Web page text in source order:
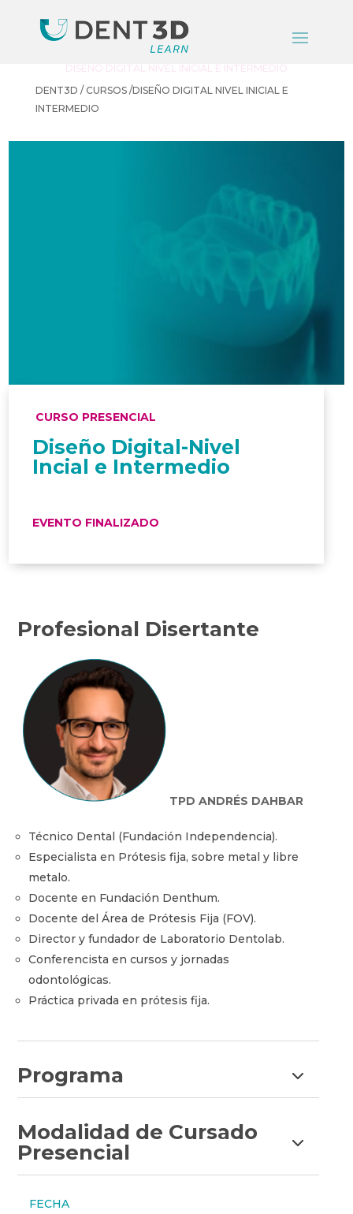
DISEÑO DIGITAL NIVEL INICIAL E INTERMEDIO
DENT3D / CURSOS /DISEÑO DIGITAL NIVEL INICIAL E
INTERMEDIO
CURSO PRESENCIAL
Diseño Digital-Nivel
Incial e Intermedio
EVENTO FINALIZADO
Profesional Disertante
TPD ANDRÉS DAHBAR
Técnico Dental (Fundación Independencia).
Especialista en Prótesis fija, sobre metal y libre
metalo.
Docente en Fundación Denthum.
Docente del Área de Prótesis Fija (FOV).
Director y fundador de Laboratorio Dentolab.
Conferencista en cursos y jornadas
odontológicas.
Práctica privada en prótesis fija.
Programa
Modalidad de Cursado
Presencial
FECHA